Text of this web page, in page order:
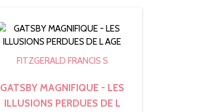
FITZGERALD FRANCIS S
GATSBY MAGNIFIQUE - LES
ILLUSIONS PERDUES DE L